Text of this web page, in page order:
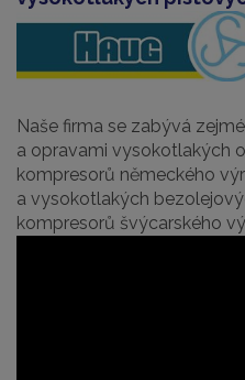
Naše firma se zabývá
a opravami vysokotlakých
kompresorů německého
a vysokotlakých
kompresorů švýcarského